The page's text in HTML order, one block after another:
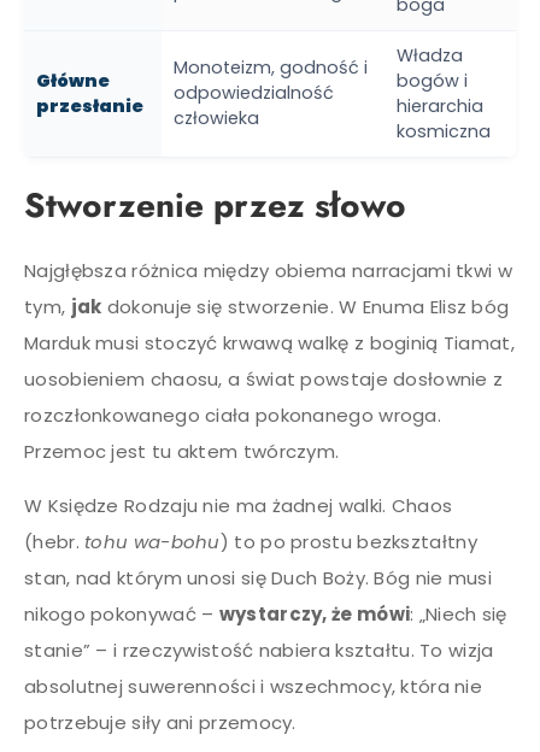
Główne
przesłanie
Monoteizm, godność i
odpowiedzialność
człowieka
Władza
bogów i
hierarchia
kosmiczna
Stworzenie przez słowo
Najgłębsza różnica między obiema narracjami tkwi w
tym, jak dokonuje się stworzenie. W Enuma Elisz bóg
Marduk musi stoczyć krwawą walkę z boginią Tiamat,
uosobieniem chaosu, a świat powstaje dosłownie z
rozczłonkowanego ciała pokonanego wroga.
Przemoc jest tu aktem twórczym.
W Księdze Rodzaju nie ma żadnej walki. Chaos
(hebr. tohu wa-bohu) to po prostu bezkształtny
stan, nad którym unosi się Duch Boży. Bóg nie musi
nikogo pokonywać – wystarczy, że mówi: „Niech się
stanie” – i rzeczywistość nabiera kształtu. To wizja
absolutnej suwerenności i wszechmocy, która nie
potrzebuje siły ani przemocy.